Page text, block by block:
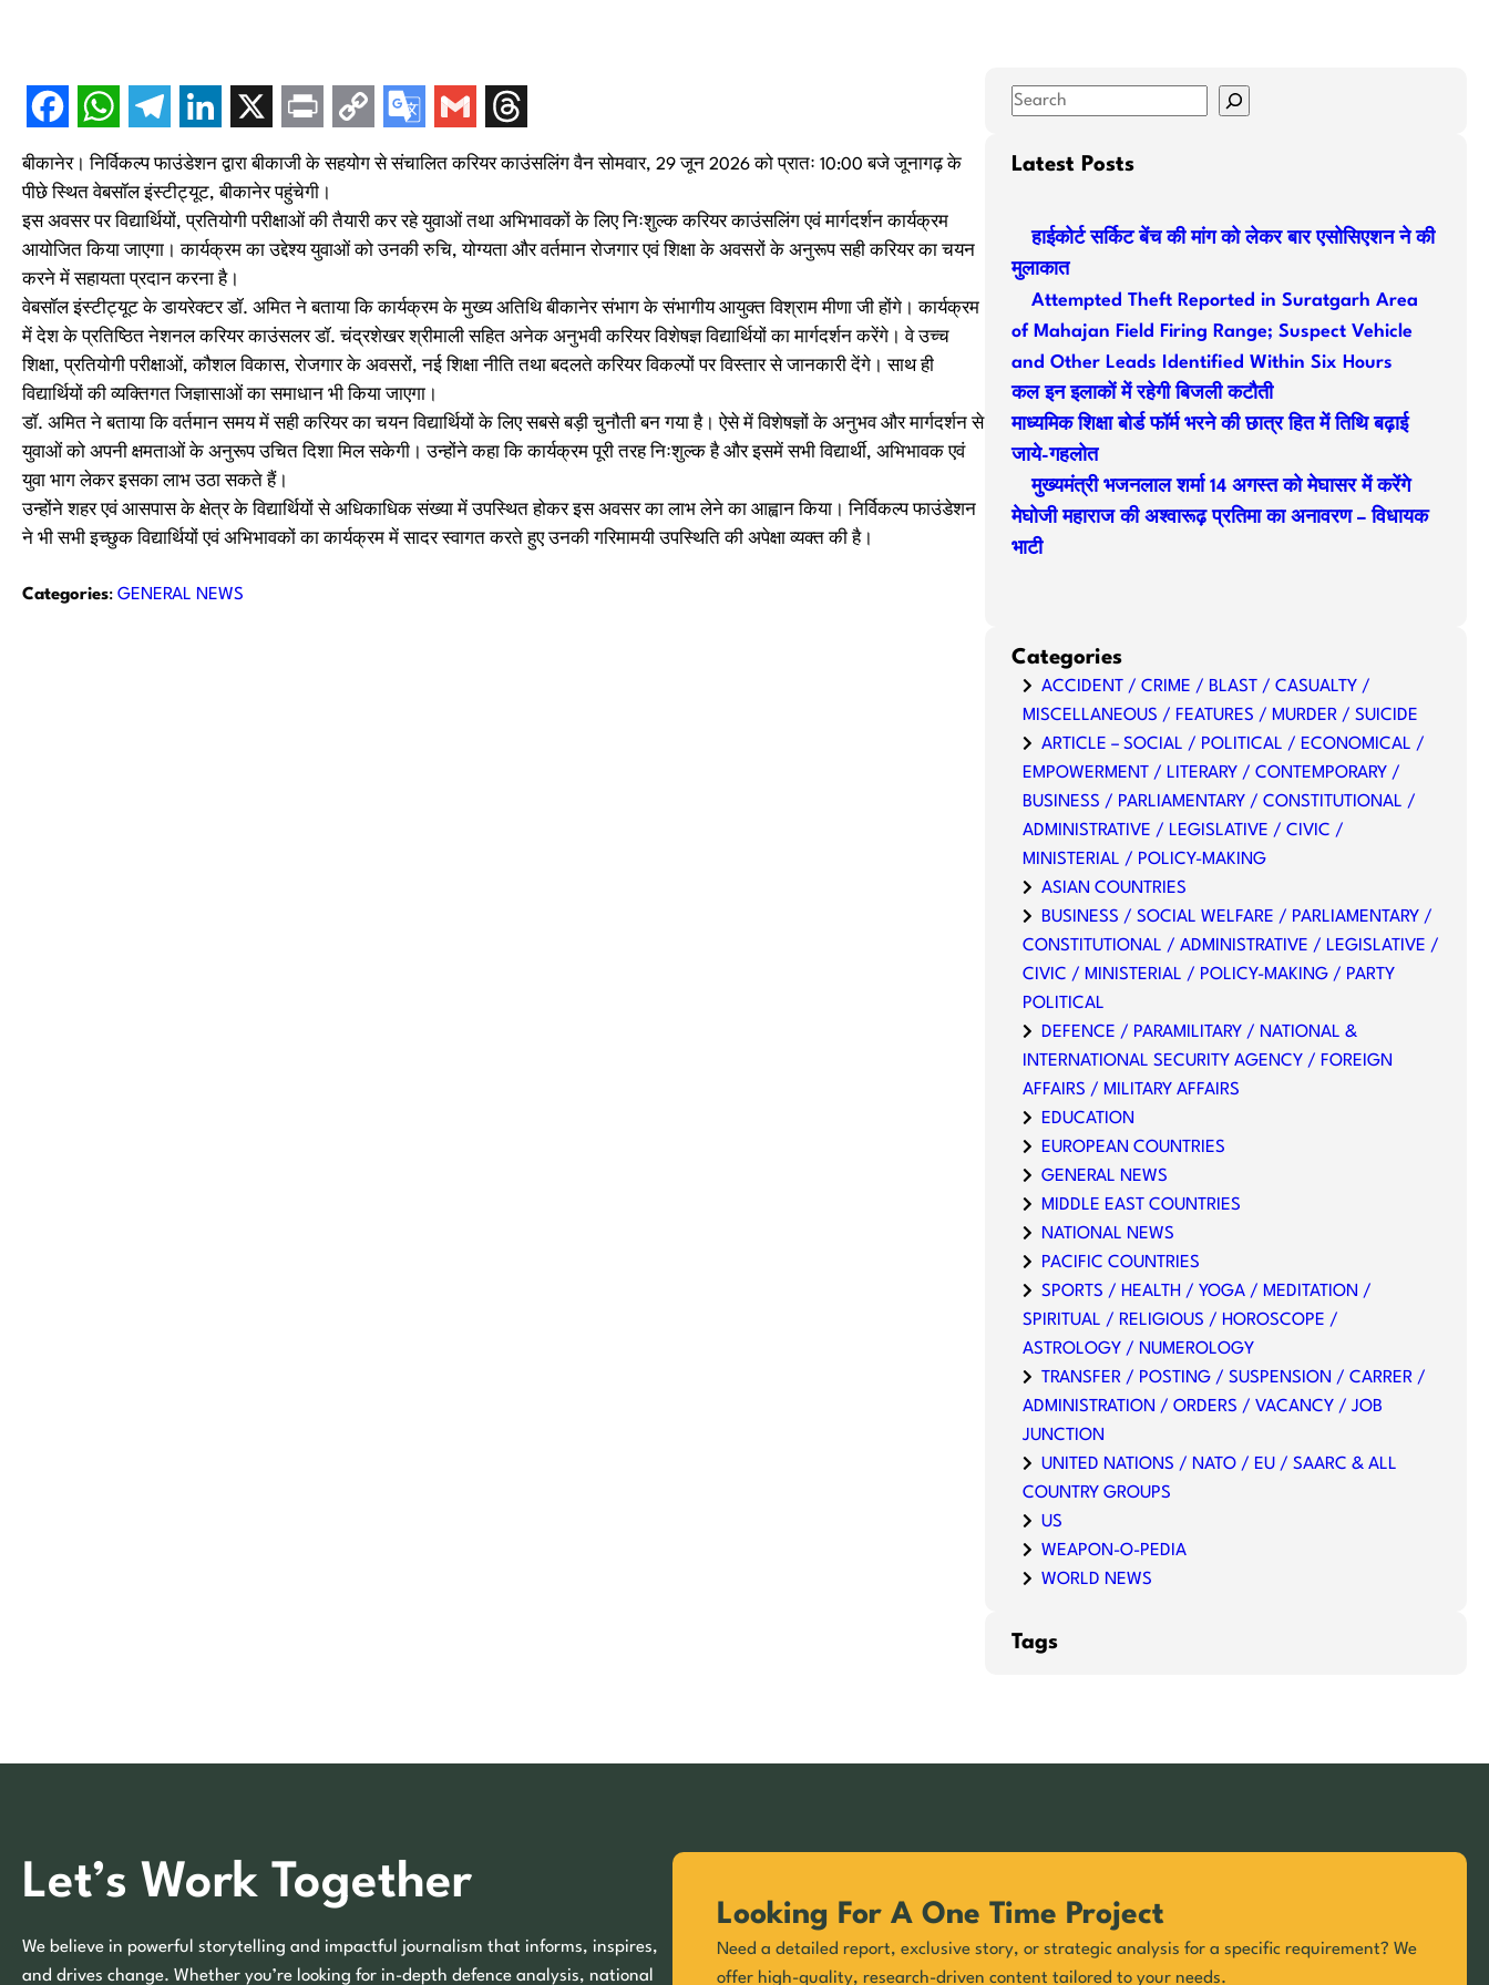
बीकानेर। निर्विकल्प फाउंडेशन द्वारा बीकाजी के सहयोग से संचालित करियर काउंसलिंग वैन सोमवार, 29 जून 2026 को प्रातः 10:00 बजे जूनागढ़ के
पीछे स्थित वेबसॉल इंस्टीट्यूट, बीकानेर पहुंचेगी।
इस अवसर पर विद्यार्थियों, प्रतियोगी परीक्षाओं की तैयारी कर रहे युवाओं तथा अभिभावकों के लिए निःशुल्क करियर काउंसलिंग एवं मार्गदर्शन कार्यक्रम
आयोजित किया जाएगा। कार्यक्रम का उद्देश्य युवाओं को उनकी रुचि, योग्यता और वर्तमान रोजगार एवं शिक्षा के अवसरों के अनुरूप सही करियर का चयन
करने में सहायता प्रदान करना है।
वेबसॉल इंस्टीट्यूट के डायरेक्टर डॉ. अमित ने बताया कि कार्यक्रम के मुख्य अतिथि बीकानेर संभाग के संभागीय आयुक्त विश्राम मीणा जी होंगे। कार्यक्रम
में देश के प्रतिष्ठित नेशनल करियर काउंसलर डॉ. चंद्रशेखर श्रीमाली सहित अनेक अनुभवी करियर विशेषज्ञ विद्यार्थियों का मार्गदर्शन करेंगे। वे उच्च
शिक्षा, प्रतियोगी परीक्षाओं, कौशल विकास, रोजगार के अवसरों, नई शिक्षा नीति तथा बदलते करियर विकल्पों पर विस्तार से जानकारी देंगे। साथ ही
विद्यार्थियों की व्यक्तिगत जिज्ञासाओं का समाधान भी किया जाएगा।
डॉ. अमित ने बताया कि वर्तमान समय में सही करियर का चयन विद्यार्थियों के लिए सबसे बड़ी चुनौती बन गया है। ऐसे में विशेषज्ञों के अनुभव और मार्गदर्शन से
युवाओं को अपनी क्षमताओं के अनुरूप उचित दिशा मिल सकेगी। उन्होंने कहा कि कार्यक्रम पूरी तरह निःशुल्क है और इसमें सभी विद्यार्थी, अभिभावक एवं
युवा भाग लेकर इसका लाभ उठा सकते हैं।
उन्होंने शहर एवं आसपास के क्षेत्र के विद्यार्थियों से अधिकाधिक संख्या में उपस्थित होकर इस अवसर का लाभ लेने का आह्वान किया। निर्विकल्प फाउंडेशन
ने भी सभी इच्छुक विद्यार्थियों एवं अभिभावकों का कार्यक्रम में सादर स्वागत करते हुए उनकी गरिमामयी उपस्थिति की अपेक्षा व्यक्त की है।
Categories: GENERAL NEWS
S
aLatest Posts
हाईकोर्ट सर्किट बेंच की मांग को लेकर बार एसोसिएशन ने की
मुलाकात
Attempted Theft Reported in Suratgarh Area
of Mahajan Field Firing Range; Suspect Vehicle
and Other Leads Identified Within Six Hours
कल इन इलाकों में रहेगी बिजली कटौती
माध्यमिक शिक्षा बोर्ड फॉर्म भरने की छात्र हित में तिथि बढ़ाई
जाये-गहलोत
मुख्यमंत्री भजनलाल शर्मा 14 अगस्त को मेघासर में करेंगे
मेघोजी महाराज की अश्वारूढ़ प्रतिमा का अनावरण – विधायक
भाटी
Categories
ACCIDENT / CRIME / BLAST / CASUALTY /
MISCELLANEOUS / FEATURES / MURDER / SUICIDE
ARTICLE – SOCIAL / POLITICAL / ECONOMICAL /
EMPOWERMENT / LITERARY / CONTEMPORARY /
BUSINESS / PARLIAMENTARY / CONSTITUTIONAL /
ADMINISTRATIVE / LEGISLATIVE / CIVIC /
MINISTERIAL / POLICY-MAKING
ASIAN COUNTRIES
BUSINESS / SOCIAL WELFARE / PARLIAMENTARY /
CONSTITUTIONAL / ADMINISTRATIVE / LEGISLATIVE /
CIVIC / MINISTERIAL / POLICY-MAKING / PARTY
POLITICAL
DEFENCE / PARAMILITARY / NATIONAL &
INTERNATIONAL SECURITY AGENCY / FOREIGN
AFFAIRS / MILITARY AFFAIRS
EDUCATION
EUROPEAN COUNTRIES
GENERAL NEWS
MIDDLE EAST COUNTRIES
NATIONAL NEWS
PACIFIC COUNTRIES
SPORTS / HEALTH / YOGA / MEDITATION /
SPIRITUAL / RELIGIOUS / HOROSCOPE /
ASTROLOGY / NUMEROLOGY
TRANSFER / POSTING / SUSPENSION / CARRER /
ADMINISTRATION / ORDERS / VACANCY / JOB
JUNCTION
UNITED NATIONS / NATO / EU / SAARC & ALL
COUNTRY GROUPS
US
WEAPON-O-PEDIA
WORLD NEWS
Tags
Let’s Work Together
We believe in powerful storytelling and impactful journalism that informs, inspires,
and drives change. Whether you’re looking for in-depth defence analysis, national
Looking For A One Time Project
Need a detailed report, exclusive story, or strategic analysis for a specific requirement? We
offer high-quality, research-driven content tailored to your needs.